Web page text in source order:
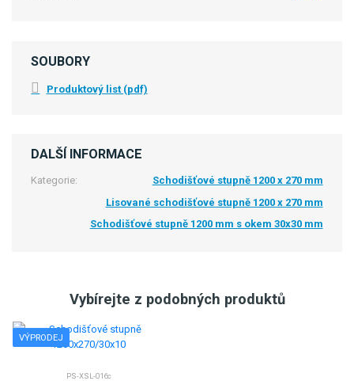
SOUBORY
Produktový list (pdf)
DALŠÍ INFORMACE
Kategorie:
Schodišťové stupně 1200 x 270 mm
Lisované schodišťové stupně 1200 x 270 mm
Schodišťové stupně 1200 mm s okem 30x30 mm
Vybírejte z podobných produktů
VÝPRODEJ
PS-XSL-016c